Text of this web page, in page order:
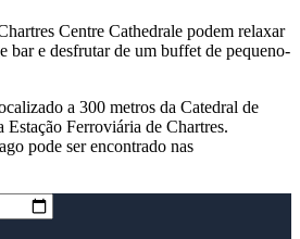
Centre Cathedrale podem relaxar
bar e desfrutar de um buffet de pequeno-
a 300 metros da Catedral de
Estação Ferroviária de Chartres.
pode ser encontrado nas